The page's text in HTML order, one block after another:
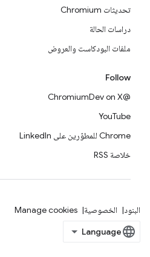
تحديثات Chromium
دراسات الحالة
ملفات البودكاست والعروض
Follow
@ChromiumDev on X
YouTube
Chrome للمطوّرين على LinkedIn
خلاصة RSS
البنود الخصوصية Manage cookies